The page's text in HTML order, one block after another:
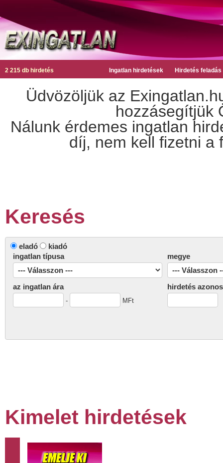
2 215 db hirdetés Ingatlan hirdetések Hirdetés feladás
Üdvözöljük az
hozzásegítjük
Nálunk érdemes ingatlan
díj, nem kell fizetni a
Keresés
eladó
kiadó
ingatlan típusa
megye
az ingatlan ára
- MFt
hirdetés
Kimelet hirdetések